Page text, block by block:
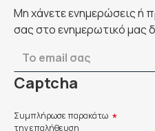
Μη χάνετε ενημερώσεις ή
σας στο ενημερωτικό μας
Captcha
Συμπλήρωσε παρακάτω
την επαλήθευση